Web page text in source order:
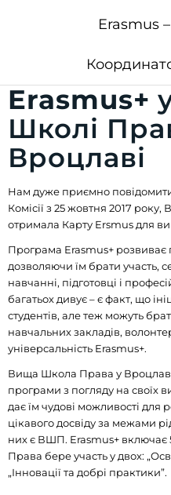
Erasmus
Erasmus+
Школі
Вроцлаві
Нам дуже приємно
Комісії з 25 жовтня 2017
отримала Карту Ersmus для
Програма Erasmus+ розвиває
дозволяючи їм брати участь,
навчанні, підготовці і
багатьох дивує – є факт, що
студентів, але теж можуть
навчальних закладів,
універсальність Erasmus+.
Вища Школа Права у
програми з погляду на своїх
дає їм чудові можливості для
цікавого досвіду за межами
них є ВШП. Erasmus+ включає
Права бере участь у двох:
„Інновації та добрі практики”.